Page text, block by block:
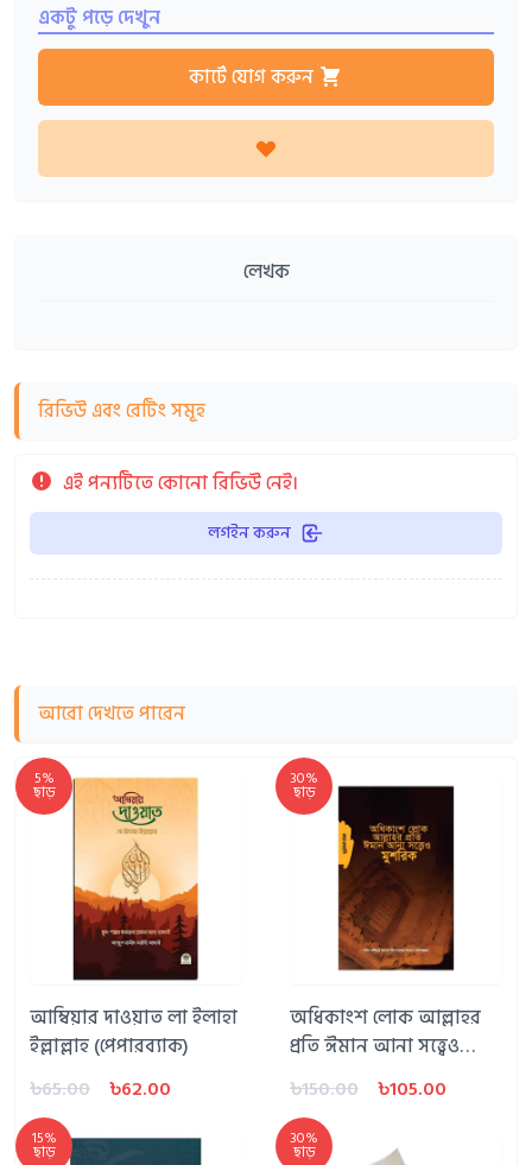
একটু পড়ে দেখুন
কার্টে যোগ করুন
লেখক
রিভিউ এবং রেটিং সমূহ
এই পন্যটিতে কোনো রিভিউ নেই।
লগইন করুন
আরো দেখতে পারেন
5%
ছাড়
আম্বিয়ার দাওয়াত লা ইলাহা
ইল্লাল্লাহ (পেপারব্যাক)
৳65.00
৳62.00
30%
ছাড়
অধিকাংশ লোক আল্লাহর
প্রতি ঈমান আনা সত্ত্বেও
মুশরিক
৳150.00 ৳105.00
15%
ছাড়
30%
ছাড়